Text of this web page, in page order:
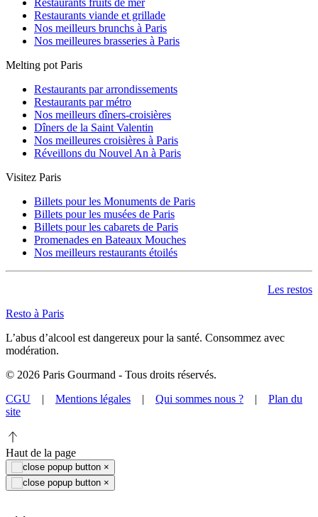
Restaurants fruits de mer
Restaurants viande et grillade
Nos meilleurs brunchs à Paris
Nos meilleures brasseries à Paris
Melting pot Paris
Restaurants par arrondissements
Restaurants par métro
Nos meilleurs dîners-croisières
Dîners de la Saint Valentin
Nos meilleures croisières à Paris
Réveillons du Nouvel An à Paris
Visitez Paris
Billets pour les Monuments de Paris
Billets pour les musées de Paris
Billets pour les cabarets de Paris
Promenades en Bateaux Mouches
Nos meilleurs restaurants étoilés
Les restos
Resto à Paris
L’abus d’alcool est dangereux pour la santé. Consommez avec
modération.
© 2026 Paris Gourmand - Tous droits réservés.
CGU | Mentions légales | Qui sommes nous ? | Plan du
site
Haut de la page
×
×